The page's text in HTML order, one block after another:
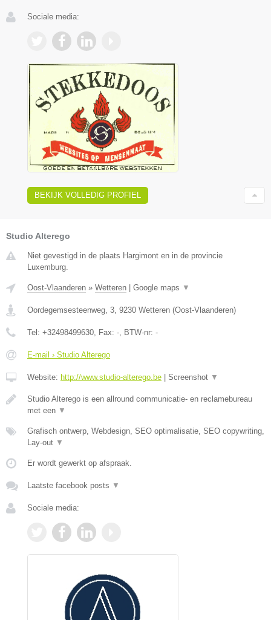
Sociale media:
BEKIJK VOLLEDIG PROFIEL
Studio Alterego
Niet gevestigd in de plaats Hargimont en in de provincie
Luxemburg.
Oost-Vlaanderen » Wetteren Google maps ▼
Oordegemsesteenweg, 3, 9230 Wetteren (Oost-Vlaanderen)
Tel: +32498499630, Fax: -, BTW-nr: -
E-mail › Studio Alterego
Website: http://www.studio-alterego.be Screenshot ▼
Studio Alterego is een allround communicatie- en reclamebureau
met een ▼
Grafisch ontwerp, Webdesign, SEO optimalisatie, SEO copywriting,
Lay-out ▼
Er wordt gewerkt op afspraak.
Laatste facebook posts ▼
Sociale media: